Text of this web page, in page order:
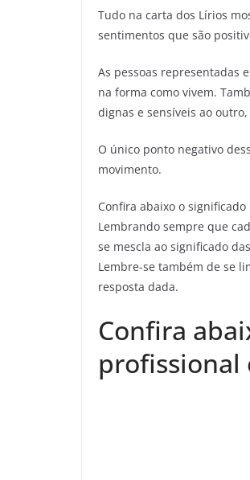
Tudo na carta dos Lírios
sentimentos que são
As pessoas representadas
na forma como vivem.
dignas e sensíveis ao
O único ponto negativo
movimento.
Confira abaixo o
Lembrando sempre que
se mescla ao significado
Lembre-se também de se
resposta dada.
Confira
profissional